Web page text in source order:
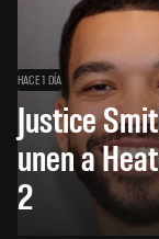
HACE 1 DÍA
Justice
unen a
2